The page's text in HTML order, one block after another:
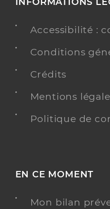
Accessibilité :
Conditions
Crédits
Mentions
Politique de
EN CE MOMENT
Mon bilan